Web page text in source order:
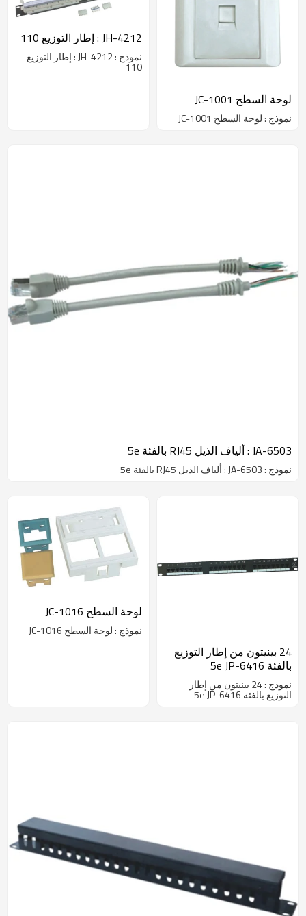
لوحة السطح JC-1001
نموذج : لوحة السطح JC-1001
JH-4212 : إطار التوزيع 110
نموذج : JH-4212 : إطار التوزيع
110
JA-6503 : ألياف الذيل RJ45 بالفئة 5e
نموذج : JA-6503 : ألياف الذيل RJ45 بالفئة 5e
24 بينيتون من إطار التوزيع
بالفئة 5e JP-6416
نموذج : 24 بينيتون من إطار
التوزيع بالفئة 5e JP-6416
لوحة السطح JC-1016
نموذج : لوحة السطح JC-1016